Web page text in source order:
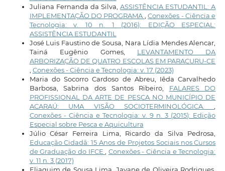
Juliana Fernanda da Silva,ASSISTÊNCIA ESTUDANTIL: A
IMPLEMENTAÇÃO DO PROGRAMA
,Conexões - Ciência e
Tecnologia: v. 10 n. 1 (2016): EDIÇÃO ESPECIAL:
ASSISTÊNCIA ESTUDANTIL
José Luis Faustino de Sousa, Nara Lídia Mendes Alencar,
Tainá Eugênio Gomes, LEVANTAMENTO DA
ARBORIZAÇÃO DE QUATRO ESCOLAS EM PARACURU-CE
Conexões - Ciência e Tecnologia: v. 17 (2023)
Maria do Socorro Cardoso de Abreu, Iêda Carvalhedo
Barbosa, Sabrina dos Santos Ribeiro, FALARES DO
PROFISSIONAL DA ARTE DE PESCA NO MUNICÍPIO DE
ACARAÚ: UMA VISÃO SOCIOTERMINOLÓGICA.
Conexões - Ciência e Tecnologia: v. 9 n. 3 (2015): Edição
Especial sobre Pesca e Aquicultura
Júlio César Ferreira Lima, Ricardo da Silva Pedrosa,
Educação Cidadã: 15 Anos de Projetos Sociais nos Cursos
de Graduação do IFCE
Conexões - Ciência e Tecnologia:
v. 11 n. 3 (2017)